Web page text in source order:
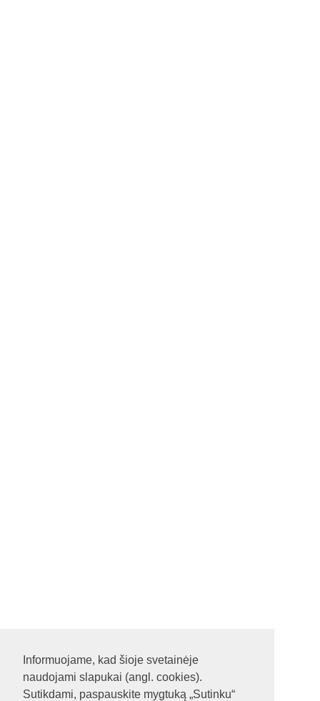
Informuojame, kad šioje svetainėje
naudojami slapukai (angl. cookies).
Sutikdami, paspauskite mygtuką „Sutinku“